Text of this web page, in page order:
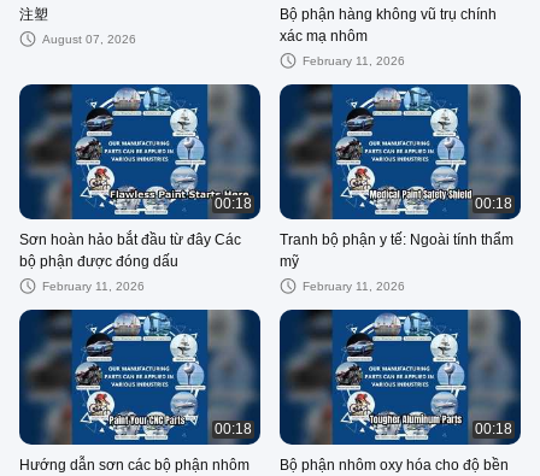
注塑
August 07, 2026
Bộ phận hàng không vũ trụ chính
xác mạ nhôm
February 11, 2026
00:18
Sơn hoàn hảo bắt đầu từ đây Các
bộ phận được đóng dấu
February 11, 2026
00:18
Tranh bộ phận y tế: Ngoài tính thẩm
mỹ
February 11, 2026
00:18
Hướng dẫn sơn các bộ phận nhôm
00:18
Bộ phận nhôm oxy hóa cho độ bền